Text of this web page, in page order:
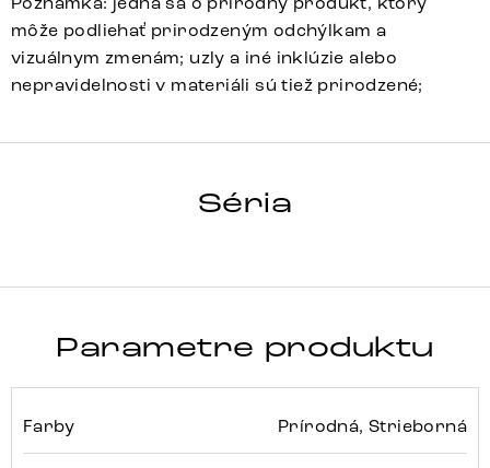
môže podliehať prirodzeným odchýlkam a
vizuálnym zmenám; uzly a iné inklúzie alebo
nepravidelnosti v materiáli sú tiež prirodzené;
Séria
Parametre produktu
Farby Prírodná, Strieborná